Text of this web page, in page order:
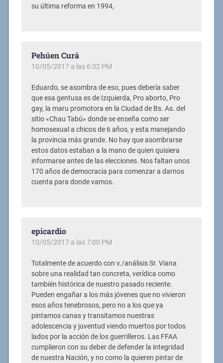
su última reforma en 1994,
Pehúen Curá
10/05/2017 a las 6:32 PM
Eduardo, se asombra de eso, pues debería saber
que esa gentusa es de Izquierda, Pro aborto, Pro
gay, la maru promotora en la Ciudad de Bs. As. del
sitio «Chau Tabú» donde se enseña como ser
homosexual a chicos de 6 años, y esta manejando
la provincia más grande. No hay que asombrarse
estos datos estaban a la mano de quien quisiera
informarse antes de las elecciones. Nos faltan unos
170 años de democracia para comenzar a darnos
cuenta para donde vamos.
epicardio
10/05/2017 a las 7:00 PM
Totalmente de acuerdo con v./análisis Sr. Viana
sobre una realidad tan concreta, verídica como
también histórica de nuestro pasado reciente.
Pueden engañar a los más jóvenes que no vivieron
esos años tenebrosos, pero no a los que ya
pintamos canas y transitamos nuestras
adolescencia y juventud viendo muertos por todos
lados por la acción de los guerrilleros. Las FFAA
cumplieron con su deber de defender la integridad
de nuestra Nación, y no como la quieren pintar de